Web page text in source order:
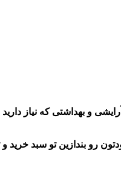
ارائه کرده تا شما بتونید هر لوازم
رو بندازین تو سبد خرید